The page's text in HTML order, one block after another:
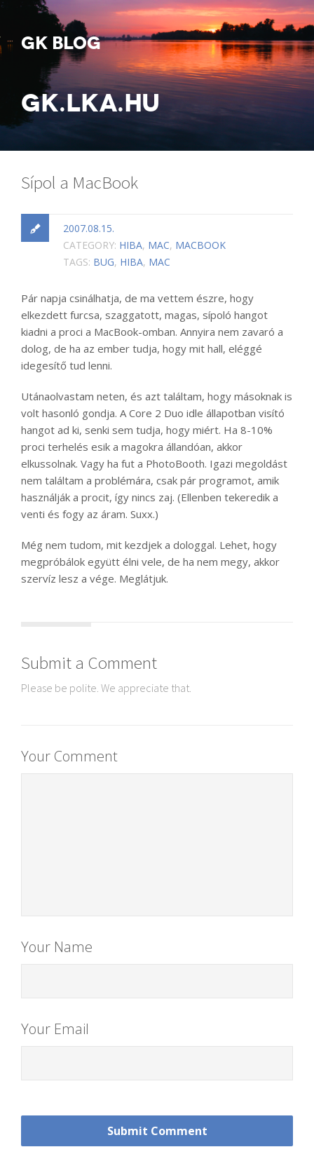
GK BLOG
GK.LKA.HU
Sípol a MacBook
2007.08.15.
CATEGORY: HIBA, MAC, MACBOOK
TAGS: BUG, HIBA, MAC
Pár napja csinálhatja, de ma vettem észre, hogy
elkezdett furcsa, szaggatott, magas, sípoló hangot
kiadni a proci a MacBook-omban. Annyira nem zavaró a
dolog, de ha az ember tudja, hogy mit hall, eléggé
idegesítő tud lenni.
Utánaolvastam neten, és azt találtam, hogy másoknak is
volt hasonló gondja. A Core 2 Duo idle állapotban visító
hangot ad ki, senki sem tudja, hogy miért. Ha 8-10%
proci terhelés esik a magokra állandóan, akkor
elkussolnak. Vagy ha fut a PhotoBooth. Igazi megoldást
nem találtam a problémára, csak pár programot, amik
használják a procit, így nincs zaj. (Ellenben tekeredik a
venti és fogy az áram. Suxx.)
Még nem tudom, mit kezdjek a dologgal. Lehet, hogy
megpróbálok együtt élni vele, de ha nem megy, akkor
szervíz lesz a vége. Meglátjuk.
Submit a Comment
Please be polite. We appreciate that.
Your Comment
Your Name
Your Email